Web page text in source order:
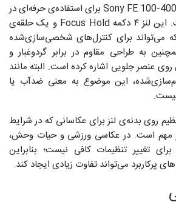
لنز Sony FE 100-400mm F4.5 GM OSS برای استفاده‌ی حرفه‌ای در
میدان طراحی شده است. این لنز ۴ دکمه Focus Hold و یک حلقه‌ی
می‌تواند برای کنترل‌های شخصی‌سازی‌شده
به طراحی مقاوم در برابر گردوغبار و
عنصر جلویی اشاره کرده است. البته مانند
این موضوع به معنی ضدآب یا
روی بدنه‌ی لنز برای عکاسانی که در شرایط
مهم است. در عکاسی ورزشی و حیات وحش،
تغییر تنظیمات کافی نیست؛ بنابراین
پرکاربرد می‌تواند تفاوت زیادی ایجاد کند.